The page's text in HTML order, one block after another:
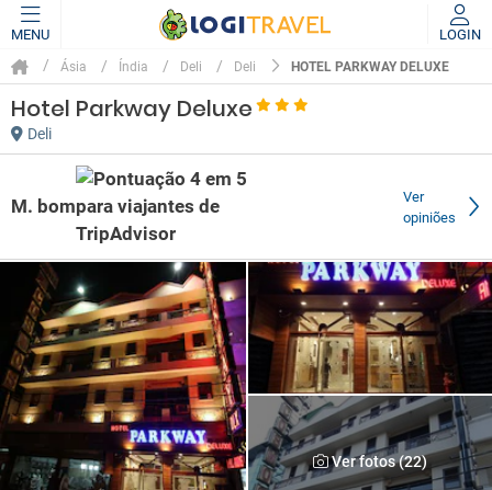
MENU LOGIN
Ásia Índia Deli Deli HOTEL PARKWAY DELUXE
Hotel Parkway Deluxe
Deli
M. bom
Ver
opiniões
Ver fotos (22)